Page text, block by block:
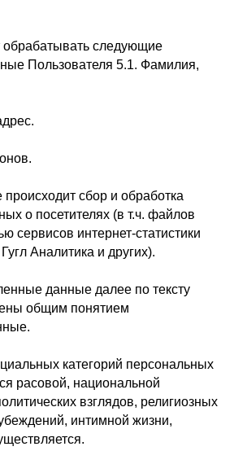
следующие
Пользователя 5.1. Фамилия,
сбор и обработка
о посетителях (в т.ч. файлов
сервисов интернет-статистики
Аналитика и других).
данные далее по тексту
общим понятием
категорий персональных
расовой, национальной
взглядов, религиозных
интимной жизни,